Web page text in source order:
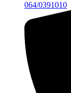
064/0391010